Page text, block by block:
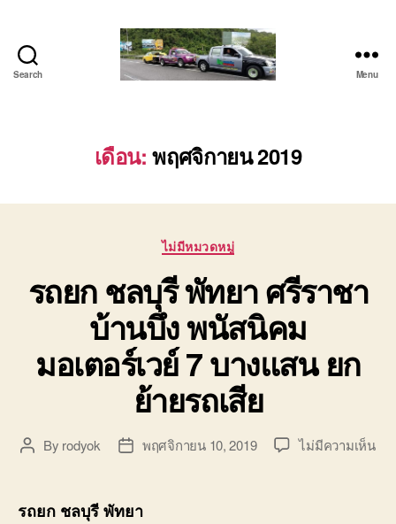
Search
วิน
ปาก
ศรีราชา
บริการ
สไลด์
รถ
เฮี๊ยบ
24
ชม.
Menu
เดือน: พฤศจิกายน 2019
Categories
ไม่มีหมวดหมู่
รถยก ชลบุรี พัทยา ศรีราชา
บ้านบึง พนัสนิคม
มอเตอร์เวย์ 7 บางแสน ยก
ย้ายรถเสีย
PostBy rodyok
Postพฤศจิกายน 10, 2019 ไม่มีความเห็นบน
รถยก ชลบุรี พัทยา